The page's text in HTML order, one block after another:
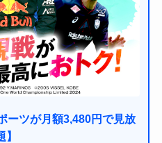
ーツが月額3,480円で見放
】